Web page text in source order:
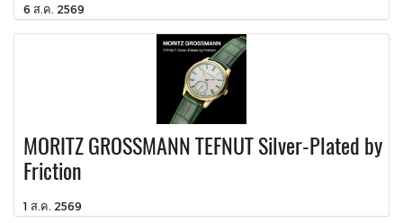
6 ส.ค. 2569
MORITZ GROSSMANN TEFNUT Silver-Plated by
Friction
1 ส.ค. 2569